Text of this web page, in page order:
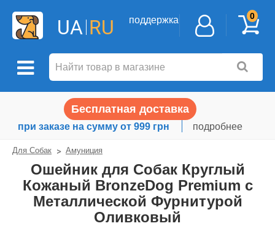
UA RU поддержка 0
Бесплатная доставка
при заказе на сумму от 999 грн подробнее
Для Собак Амуниция
Ошейник для Собак Круглый
Кожаный BronzeDog Premium с
Металлической Фурнитурой
Оливковый